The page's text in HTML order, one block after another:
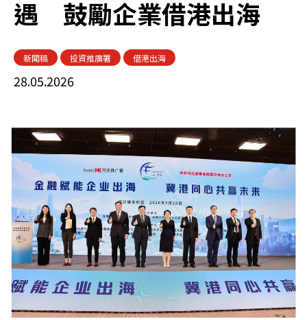
遇 鼓勵企業借港出海
新聞稿 投資推廣署 借港出海
28.05.2026